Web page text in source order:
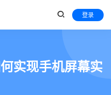
登录
实现手机屏幕实